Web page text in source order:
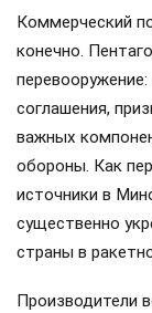
Коммерческий
конечно.
соглашения,
важных
обороны. Как
источники в
существенно
страны в
Производители